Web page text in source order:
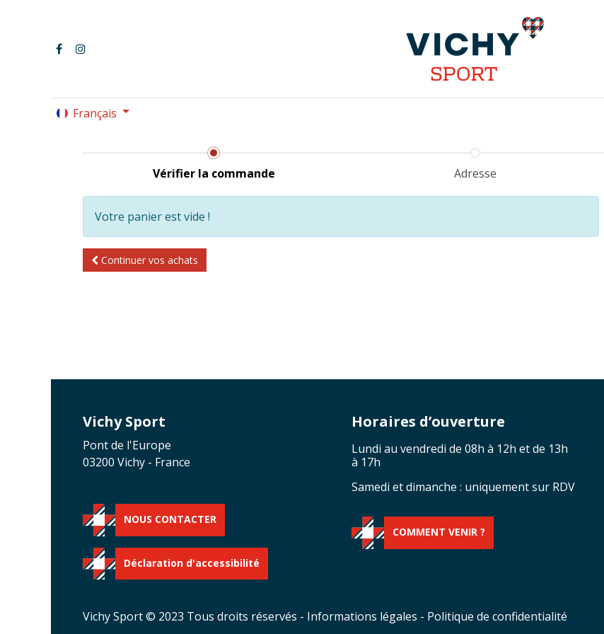
Français
Vérifier la commande Adresse
Votre panier est vide !
Continuer vos achats
Vichy Sport
Pont de l'Europe
03200 Vichy - France
NOUS CONTACTER
Déclaration d'accessibilité
Horaires d’ouverture
Lundi au vendredi de 08h à 12h et de 13h
à 17h
Samedi et dimanche : uniquement sur RDV
COMMENT VENIR ?
Vichy Sport © 2023 Tous droits réservés - Informations légales - Politique de confidentialité